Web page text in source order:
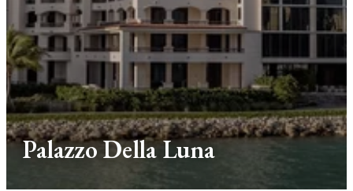
Palazzo Della Luna